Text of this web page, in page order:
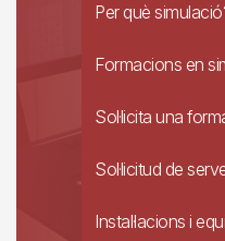
Per què
Formacions en
Sol·licita una
Sol·licitud de
Instal·lacions i